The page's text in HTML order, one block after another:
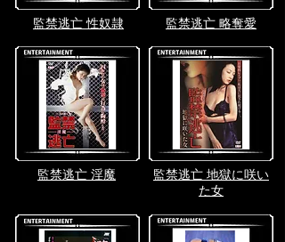
監禁逃亡 略奪愛
監禁逃亡 淫魔
監禁逃亡 性奴隷
監禁逃亡 地獄に咲い
た女